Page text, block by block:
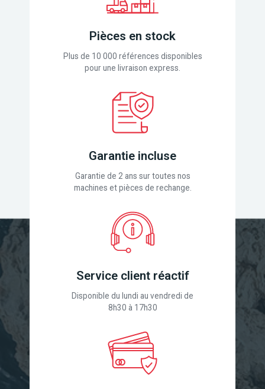
Pièces en stock
Plus de 10 000 références disponibles
pour une livraison express.
Garantie incluse
Garantie de 2 ans sur toutes nos
machines et pièces de rechange.
Service client réactif
Disponible du lundi au vendredi de
8h30 à 17h30